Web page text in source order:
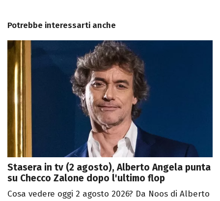
Potrebbe interessarti anche
Stasera in tv (2 agosto), Alberto Angela punta
su Checco Zalone dopo l'ultimo flop
Cosa vedere oggi 2 agosto 2026? Da Noos di Alberto